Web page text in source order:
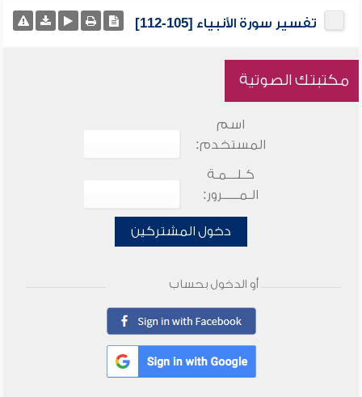
تفسير سورة الأنبياء [105-112]
مكتبتك الصوتية
اسم
المستخدم:
كـلـــمـة
الـمـــــرور:
دخول المشتركين
أو الدخول بحساب